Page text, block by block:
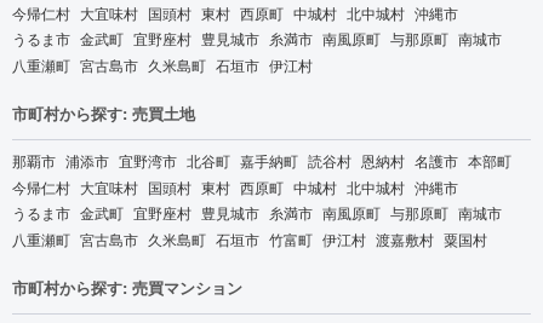
今帰仁村 大宜味村 国頭村 東村 西原町 中城村 北中城村 沖縄市
うるま市 金武町 宜野座村 豊見城市 糸満市 南風原町 与那原町 南城市
八重瀬町 宮古島市 久米島町 石垣市 伊江村
市町村から探す: 売買土地
那覇市 浦添市 宜野湾市 北谷町 嘉手納町 読谷村 恩納村 名護市 本部町
今帰仁村 大宜味村 国頭村 東村 西原町 中城村 北中城村 沖縄市
うるま市 金武町 宜野座村 豊見城市 糸満市 南風原町 与那原町 南城市
八重瀬町 宮古島市 久米島町 石垣市 竹富町 伊江村 渡嘉敷村 粟国村
市町村から探す: 売買マンション